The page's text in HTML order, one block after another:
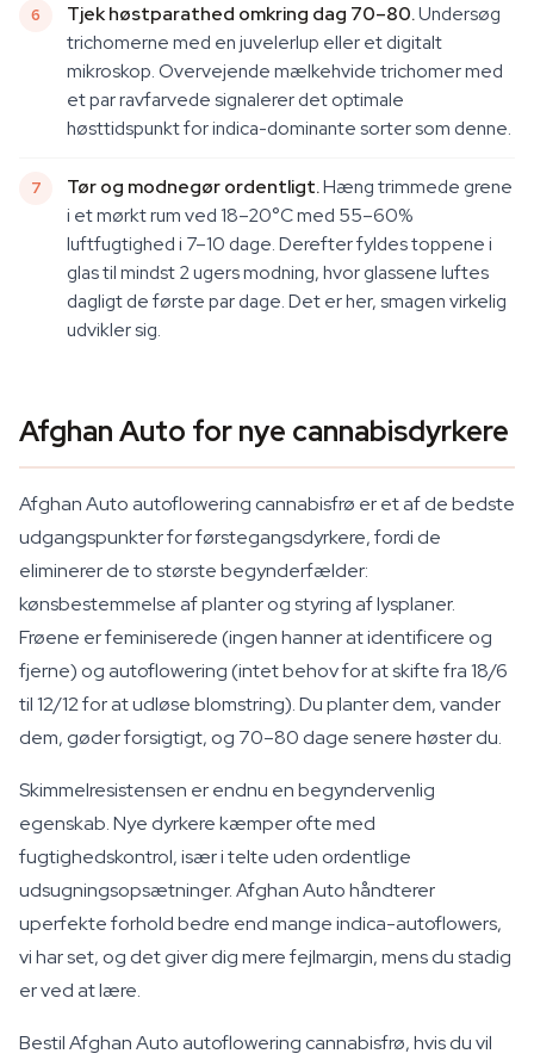
Tjek høstparathed omkring dag 70–80.Undersøg
trichomerne med en juvelerlup eller et digitalt
mikroskop. Overvejende mælkehvide trichomer med
et par ravfarvede signalerer det optimale
høsttidspunkt for indica-dominante sorter som denne.
Tør og modnegør ordentligt.Hæng trimmede grene
i et mørkt rum ved 18–20°C med 55–60%
luftfugtighed i 7–10 dage. Derefter fyldes toppene i
glas til mindst 2 ugers modning, hvor glassene luftes
dagligt de første par dage. Det er her, smagen virkelig
udvikler sig.
Afghan Auto for nye cannabisdyrkere
Afghan Auto autoflowering cannabisfrø er et af de bedste
udgangspunkter for førstegangsdyrkere, fordi de
eliminerer de to største begynderfælder:
kønsbestemmelse af planter og styring af lysplaner.
Frøene er feminiserede (ingen hanner at identificere og
fjerne) og autoflowering (intet behov for at skifte fra 18/6
til 12/12 for at udløse blomstring). Du planter dem, vander
dem, gøder forsigtigt, og 70–80 dage senere høster du.
Skimmelresistensen er endnu en begyndervenlig
egenskab. Nye dyrkere kæmper ofte med
fugtighedskontrol, især i telte uden ordentlige
udsugningsopsætninger. Afghan Auto håndterer
uperfekte forhold bedre end mange indica-autoflowers,
vi har set, og det giver dig mere fejlmargin, mens du stadig
er ved at lære.
Bestil Afghan Auto autoflowering cannabisfrø, hvis du vil